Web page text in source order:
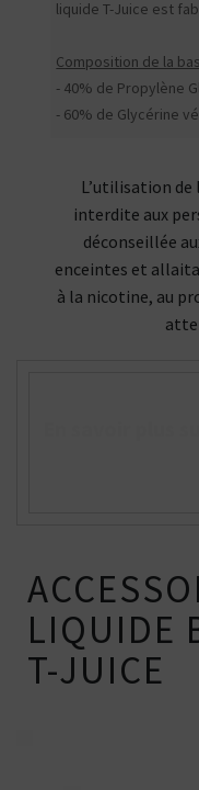
liquide T-Juice est
Composition de la
- 40% de Propylène
- 60% de Glycérine
L’utilisation
interdite aux
déconseillée
enceintes et
à la nicotine, au
LIQUIDE
T-JUICE